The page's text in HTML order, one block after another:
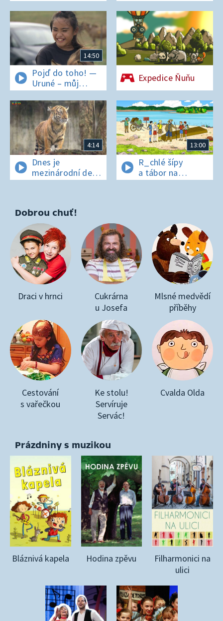
14:50
Pojď do toho! —
Uruné – můj
horský koník
Expedice Ňuňu
4:14
Dnes je
mezinárodní den
t_grů
13:00
R_chlé šípy
a tábor na
os_rově
Dobrou chuť!
Draci v hrnci
Cukrárna
u Josefa
Mlsné medvědí
příběhy
Cestování
s vařečkou
Ke stolu!
Servíruje
Servác!
Cvalda Olda
Prázdniny s muzikou
Bláznivá kapela Hodina zpěvu
Filharmonici na
ulici